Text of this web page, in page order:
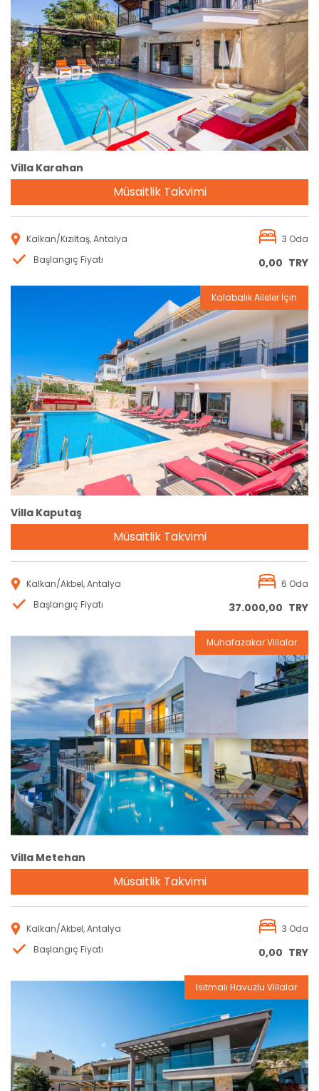
Rezervasyon
Villa Karahan
Müsaitlik Takvimi
Kalkan/Kızıltaş, Antalya
3 Oda
Başlangıç Fiyatı
0,00 TRY
Rezervasyon
Kalabalık Aileler İçin
Villa Kaputaş
Müsaitlik Takvimi
Kalkan/Akbel, Antalya
6 Oda
Başlangıç Fiyatı
37.000,00 TRY
Rezervasyon
Muhafazakar Villalar
Villa Metehan
Müsaitlik Takvimi
Kalkan/Akbel, Antalya
3 Oda
Başlangıç Fiyatı
0,00 TRY
Rezervasyon
Isıtmalı Havuzlu Villalar